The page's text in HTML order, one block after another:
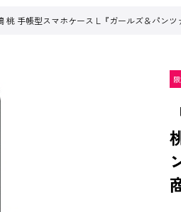
桃 手帳型スマホケース L『ガールズ＆パン